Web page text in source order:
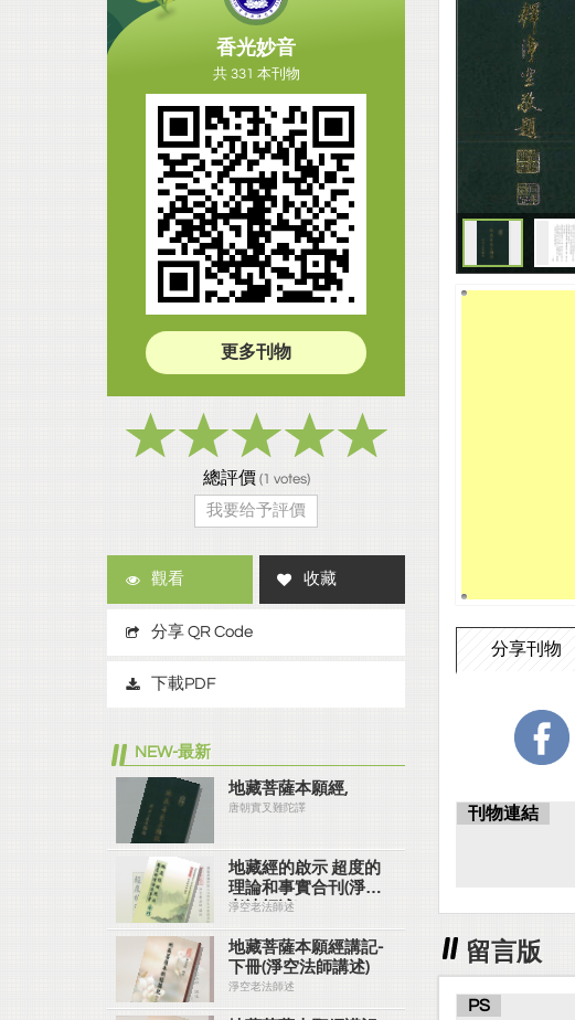
分享刊物
刊物連結
留言版
PS
香光妙音
共 331 本刊物
更多刊物
總評價 (1 votes)
我要给予評價
觀看 收藏
分享 QR Code
下載PDF
NEW-最新
地藏菩薩本願經,
唐朝實叉難陀譯
地藏經的啟示 超度的
理論和事實合刊(淨空
老法師述)
淨空老法師述
地藏菩薩本願經講記-
下冊(淨空法師講述)
淨空老法師述